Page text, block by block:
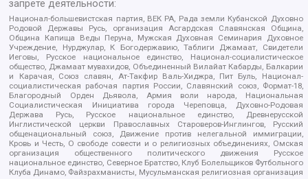
запрете деятельности:
Национал-большевистская партия, ВЕК РА, Рада земли Кубанской Духовно
Родовой Державы Русь, организация Асгардская Славянская Община,
Община Капища Веды Перуна, Мужская Духовная Семинария Духовное
Учреждение, Нурджулар, К Богодержавию, Таблиги Джамаат, Свидетели
Иеговы, Русское национальное единство, Национал-социалистическое
общество, Джамаат мувахидов, Объединенный Вилайат Кабарды, Балкарии
и Карачая, Союз славян, Ат-Такфир Валь-Хиджра, Пит Буль, Национал-
социалистическая рабочая партия России, Славянский союз, Формат-18,
Благородный Орден Дьявола, Армия воли народа, Национальная
Социалистическая Инициатива города Череповца, Духовно-Родовая
Держава Русь, Русское национальное единство, Древнерусской
Инглистической церкви Православных Староверов-Инглингов, Русский
общенациональный союз, Движение против нелегальной иммиграции,
Кровь и Честь, О свободе совести и о религиозных объединениях, Омская
организация общественного политического движения Русское
национальное единство, Северное Братство, Клуб Болельщиков Футбольного
Клуба Динамо, Файзрахманисты, Мусульманская религиозная организация